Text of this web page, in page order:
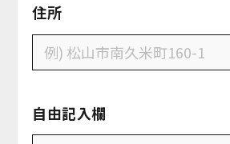
住所
自由記入欄